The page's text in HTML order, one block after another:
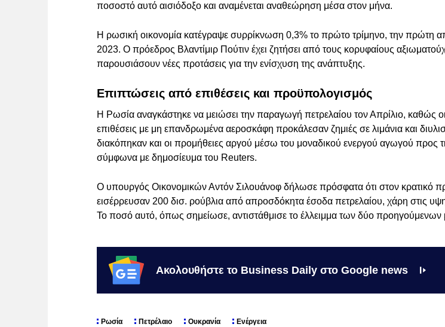
ποσοστό αυτό αισιόδοξο και αναμένεται αναθεώρηση μέσα στον μήνα.
Η ρωσική οικονομία κατέγραψε συρρίκνωση 0,3% το πρώτο τρίμηνο, την πρώτη
2023. Ο πρόεδρος Βλαντίμιρ Πούτιν έχει ζητήσει από τους κορυφαίους
παρουσιάσουν νέες προτάσεις για την ενίσχυση της ανάπτυξης.
Επιπτώσεις από επιθέσεις και προϋπολογισμός
Η Ρωσία αναγκάστηκε να μειώσει την παραγωγή πετρελαίου τον Απρίλιο, καθώς
επιθέσεις με μη επανδρωμένα αεροσκάφη προκάλεσαν ζημιές σε λιμάνια και
διακόπηκαν και οι προμήθειες αργού μέσω του μοναδικού ενεργού αγωγού προς
σύμφωνα με δημοσίευμα του Reuters.
Ο υπουργός Οικονομικών Αντόν Σιλουάνοφ δήλωσε πρόσφατα ότι στον κρατικό
εισέρρευσαν 200 δισ. ρούβλια από απροσδόκητα έσοδα πετρελαίου, χάρη στις
Το ποσό αυτό, όπως σημείωσε, αντιστάθμισε το έλλειμμα των δύο
Ακολουθήστε το Business Daily στο Google news
Ρωσία Πετρέλαιο Ουκρανία Ενέργεια